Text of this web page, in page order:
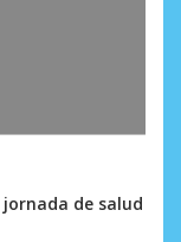
de salud